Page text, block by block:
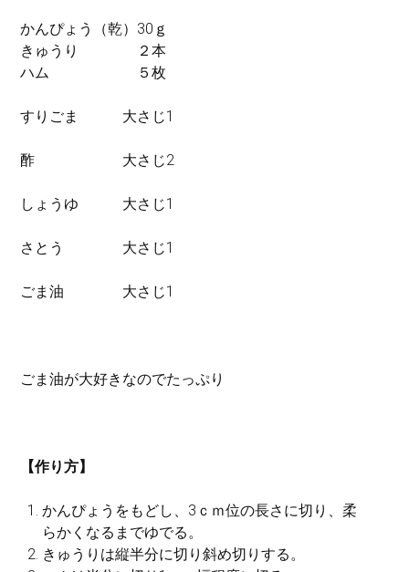
かんぴょう（乾）30ｇ
きゅうり ２本
ハム ５枚
すりごま 大さじ1
酢 大さじ2
しょうゆ 大さじ1
さとう 大さじ1
ごま油 大さじ1
ごま油が大好きなのでたっぷり
【作り方】
かんぴょうをもどし、3ｃｍ位の長さに切り、柔
らかくなるまでゆでる。
きゅうりは縦半分に切り斜め切りする。